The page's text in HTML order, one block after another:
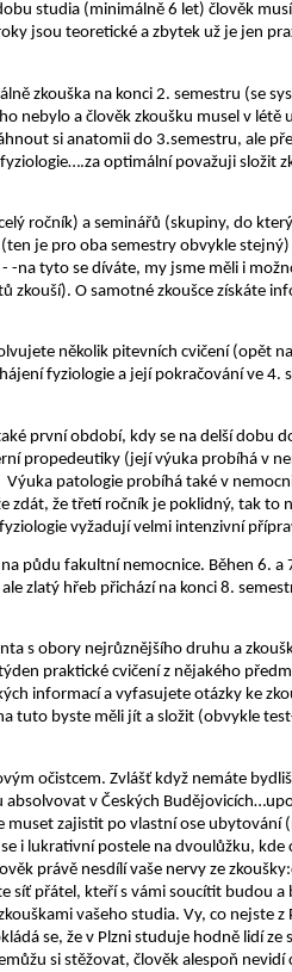
studia (minimálně 6 let) člověk
jsou teoretické a zbytek už je jen
zkouška na konci 2. semestru (se
nebylo a člověk zkoušku musel v létě
si anatomii do 3.semestru, ale
optimální považuji složit
ročník) a seminářů (skupiny, do
je pro oba semestry obvykle
-na tyto se díváte, my jsme měli i
zkouší). O samotné zkoušce získáte
několik pitevních cvičení (opět na
fyziologie a její pokračování ve 4.
první období, kdy se na delší dobu
propedeutiky (její výuka probíhá v
Výuka patologie probíhá také v
zdát, že třetí ročník je poklidný, tak to
vyžadují velmi intenzivní
půdu fakultní nemocnice. Běhen 6. a
zlatý hřeb přichází na konci 8.
s obory nejrůznějšího druhu a
praktické cvičení z nějakého
informací a vyfasujete otázky ke
tuto byste měli jít a složit (obvykle
očistcem. Zvlášť když nemáte
v Českých
zajistit po vlastní ose ubytování
i lukrativní postele na dvoulůžku, kde
právě nesdílí vaše nervy ze
síť přátel, kteří s vámi soucítit budou a
vašeho studia. Vy, co nejste z
se, že v Plzni studuje hodně lidí ze
si stěžovat, člověk alespoň nevidí